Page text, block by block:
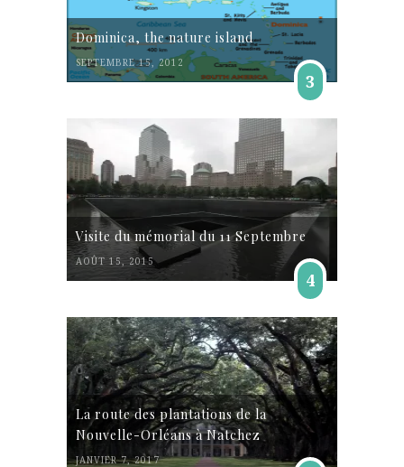
Dominica, the nature island
SEPTEMBRE 15, 2012
3
Visite du mémorial du 11 Septembre
AOÛT 15, 2015
4
La route des plantations de la
Nouvelle-Orléans à Natchez
JANVIER 7, 2017